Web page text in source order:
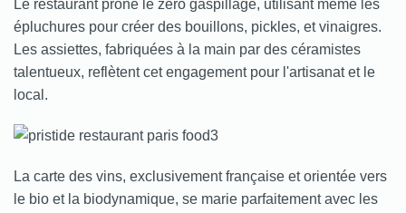
Le restaurant prône le zéro gaspillage, utilisant même les
épluchures pour créer des bouillons, pickles, et vinaigres.
Les assiettes, fabriquées à la main par des céramistes
talentueux, reflètent cet engagement pour l'artisanat et le
local.
La carte des vins, exclusivement française et orientée vers
le bio et la biodynamique, se marie parfaitement avec les